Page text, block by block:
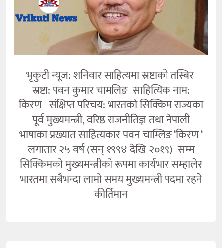
भृकुटी न्यूज: शनिवार साहित्यमा स्रष्टाको तस्बिर
स्रष्टा: पवन कुमार चामलिङ साहित्यिक नाम:
किरण संक्षिप्त परिचय: भारतको सिक्किम राज्यका
पूर्व मुख्यमन्त्री, वरिष्ठ राजनीतिज्ञ तथा नेपाली
भाषाका प्रख्यात साहित्यकार पवन चाम्लिङ ‘किरण ‘
लगातार २५ वर्ष (सन् १९९४ देखि २०१९) सम्म
सिक्किमको मुख्यमन्त्रीको रूपमा कार्यभार सम्हालेर
भारतमा सबैभन्दा लामो समय मुख्यमन्त्री पदमा रहने
कीर्तिमान